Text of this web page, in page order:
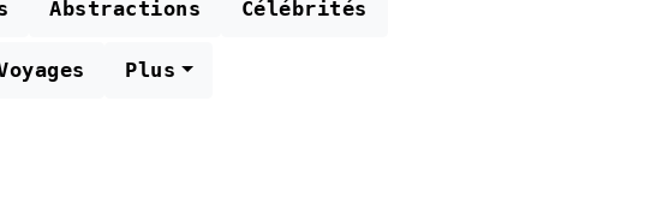
Abstractions Célébrités
Plus